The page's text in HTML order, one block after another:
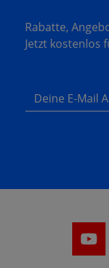
Rabatte,
Jetzt kostenlos
Deine E-Mail